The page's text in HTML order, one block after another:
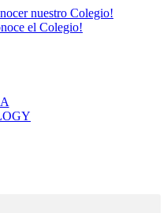
nuestro Colegio!
el Colegio!